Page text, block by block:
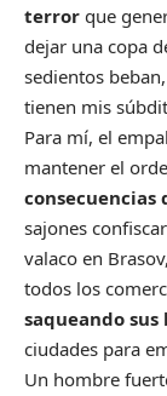
terror que
dejar una copa
sedientos
tienen mis
Para mí, el
mantener el
sajones
valaco en
todos los
saqueando sus
ciudades para
Un hombre